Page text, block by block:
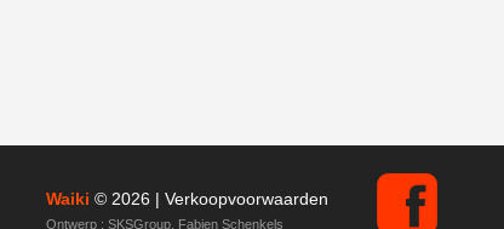
Waiki © 2026 | Verkoopvoorwaarden
Ontwerp : SKSGroup Fabien Schenkels